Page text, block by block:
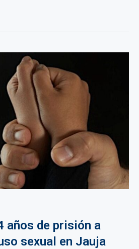
años de prisión a
sexual en Jauja